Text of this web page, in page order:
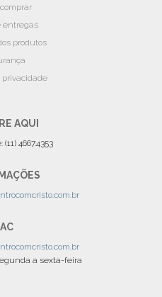
entregas
produtos
privacidade
AQUI
4667.4353
a sexta-feira